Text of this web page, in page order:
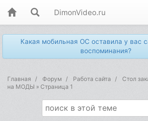
DimonVideo.ru
Какая мобильная ОС оставила у вас
воспоминания?
Главная Форум Работа сайта Стол
на МОДЫ » Страница 1